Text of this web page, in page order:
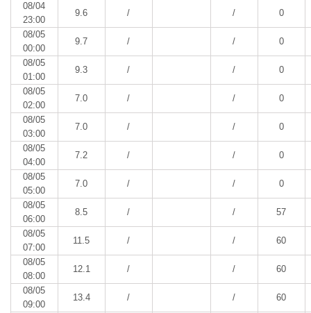
08/04
23:00
9.6 / / 0
08/05
00:00
9.7 / / 0
08/05
01:00
9.3 / / 0
08/05
02:00
7.0 / / 0
08/05
03:00
7.0 / / 0
08/05
04:00
7.2 / / 0
08/05
05:00
7.0 / / 0
08/05
06:00
8.5 / / 57
08/05
07:00
11.5 / / 60
08/05
08:00
12.1 / / 60
08/05
09:00
13.4 / / 60